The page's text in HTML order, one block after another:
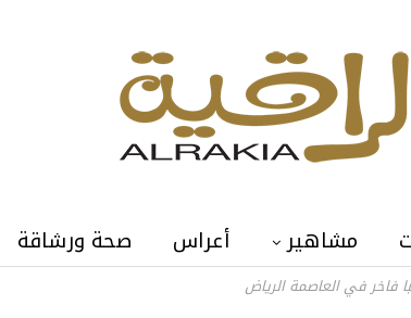
مشاهير أعراس صحة ورشاقة
فاخر في العاصمة الرياض